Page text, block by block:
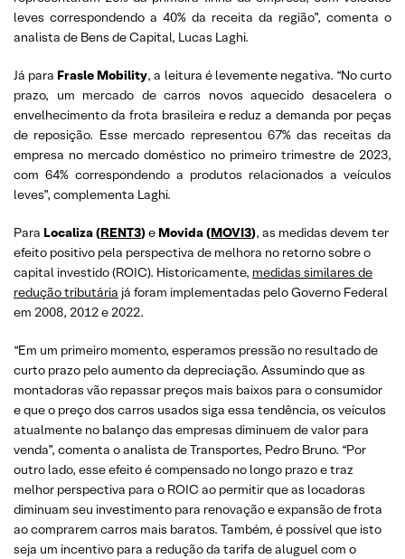
leves correspondendo a 40% da receita da região”, comenta o
analista de Bens de Capital, Lucas Laghi.
Já para Frasle Mobility, a leitura é levemente negativa. “No curto
prazo, um mercado de carros novos aquecido desacelera o
envelhecimento da frota brasileira e reduz a demanda por peças
de reposição. Esse mercado representou 67% das receitas da
empresa no mercado doméstico no primeiro trimestre de 2023,
com 64% correspondendo a produtos relacionados a veículos
leves”, complementa Laghi.
Para Localiza (RENT3)e Movida (MOVI3), as medidas devem ter
efeito positivo pela perspectiva de melhora no retorno sobre o
capital investido (ROIC). Historicamente, medidas similares de
redução tributária já foram implementadas pelo Governo Federal
em 2008, 2012 e 2022.
“Em um primeiro momento, esperamos pressão no resultado de
curto prazo pelo aumento da depreciação. Assumindo que as
montadoras vão repassar preços mais baixos para o consumidor
e que o preço dos carros usados siga essa tendência, os veículos
atualmente no balanço das empresas diminuem de valor para
venda”, comenta o analista de Transportes, Pedro Bruno. “Por
outro lado, esse efeito é compensado no longo prazo e traz
melhor perspectiva para o ROIC ao permitir que as locadoras
diminuam seu investimento para renovação e expansão de frota
ao comprarem carros mais baratos. Também, é possível que isto
seja um incentivo para a redução da tarifa de aluguel com o